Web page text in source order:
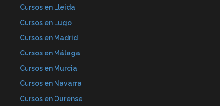
Cursos en Lleida
Cursos en Lugo
Cursos en Madrid
Cursos en Málaga
Cursos en Murcia
Cursos en Navarra
Cursos en Ourense